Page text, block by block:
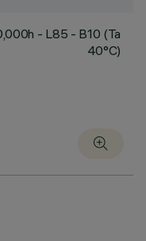
- L85 - B10 (Ta
40°C)